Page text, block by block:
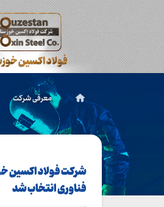
معرفی شرکت
شرکت فولاد اکسین
فناوری انتخاب شد